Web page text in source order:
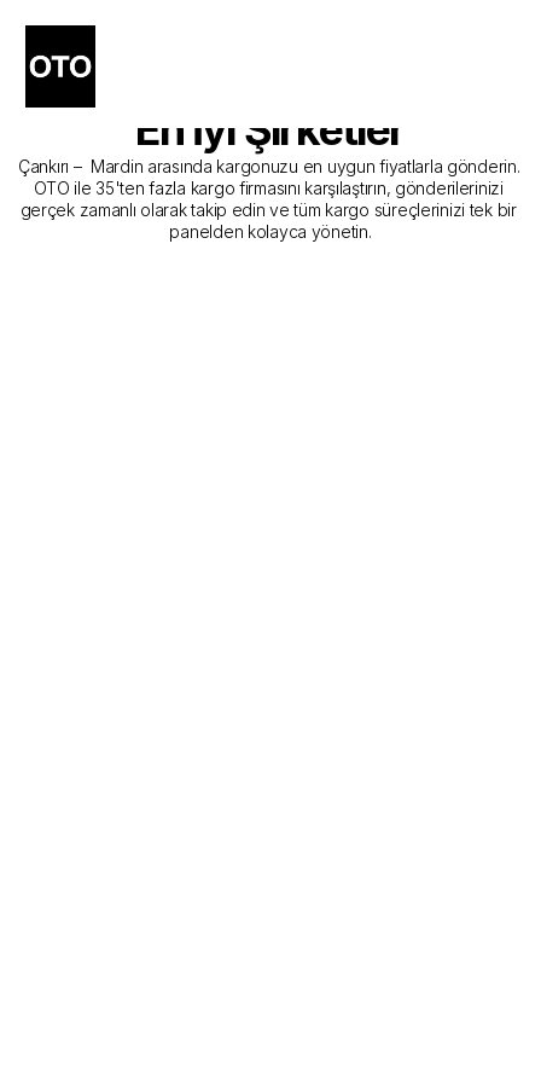
Çankırı - Mardin Kargo
Gönderim Hizmeti Sunan
En İyi Şirketler
Çankırı –  Mardin arasında kargonuzu en uygun fiyatlarla gönderin.
OTO ile 35'ten fazla kargo firmasını karşılaştırın, gönderilerinizi
gerçek zamanlı olarak takip edin ve tüm kargo süreçlerinizi tek bir
panelden kolayca yönetin.